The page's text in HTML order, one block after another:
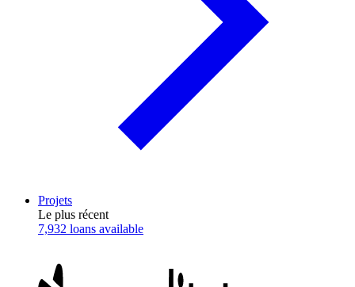
Projets
Le plus récent
7,932 loans available